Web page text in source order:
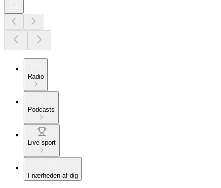
Radio
Podcasts
Live sport
I nærheden af dig